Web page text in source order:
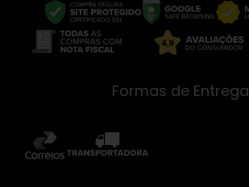
Formas de Entrega